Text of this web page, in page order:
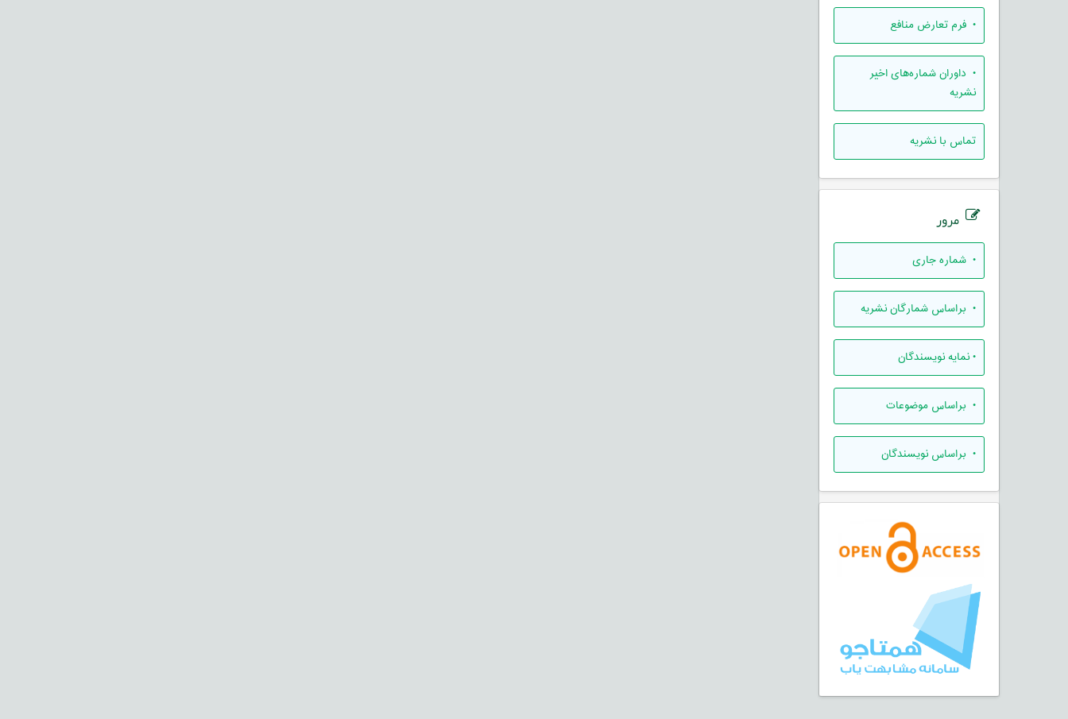
• فرم تعارض منافع
• داوران شماره‌های اخیر
نشریه
تماس با نشریه
مرور
• شماره جاری
• براساس شمارگان نشریه
•نمایه نویسندگان
• براساس موضوعات
• براساس نویسندگان